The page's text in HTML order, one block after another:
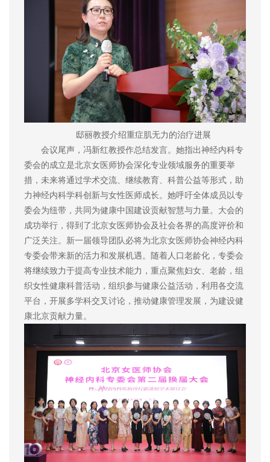
邸丽教授介绍重症肌无力的治疗进展
会议尾声，冯新红教授作总结发言。她指出神经内科专
委会的成立是北京女医师协会深化专业领域服务的重要举
措，未来将通过学术交流、继续教育、科普公益等形式，助
力神经内科学科创新与女性医师成长。她呼吁全体成员以专
委会为纽带，共同为健康中国建设贡献智慧与力量。大会的
成功举行，得到了北京女医师协会及社会各界的高度评价和
广泛关注。新一届领导团队必将为北京女医师协会神经内科
专委会带来新的活力和发展机遇。随着人口老龄化，专委会
将继续致力于提高专业技术能力，重点聚焦妇女、老龄，组
织女性健康科普活动，组织参与健康公益活动，利用各交流
平台，开展多学科交叉讨论，推动健康管理发展，为建设健
康北京贡献力量。